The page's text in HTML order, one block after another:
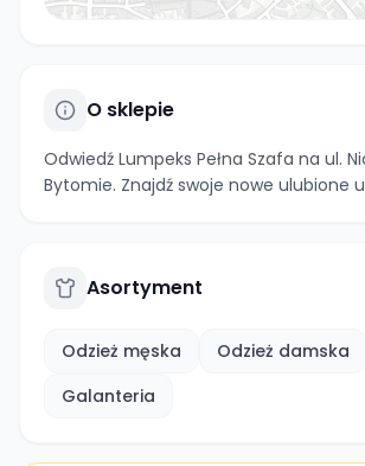
O sklepie
Odwiedź Lumpeks Pełna Szafa na ul.
Bytomie. Znajdź swoje nowe ulubione
Asortyment
Odzież męska Odzież damska
Galanteria